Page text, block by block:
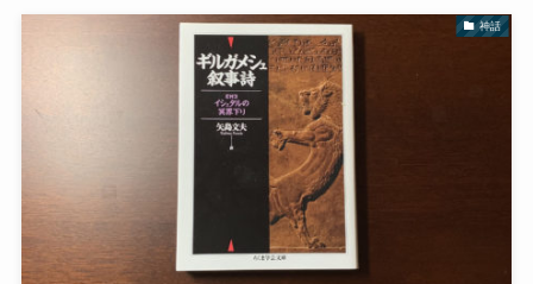
神話